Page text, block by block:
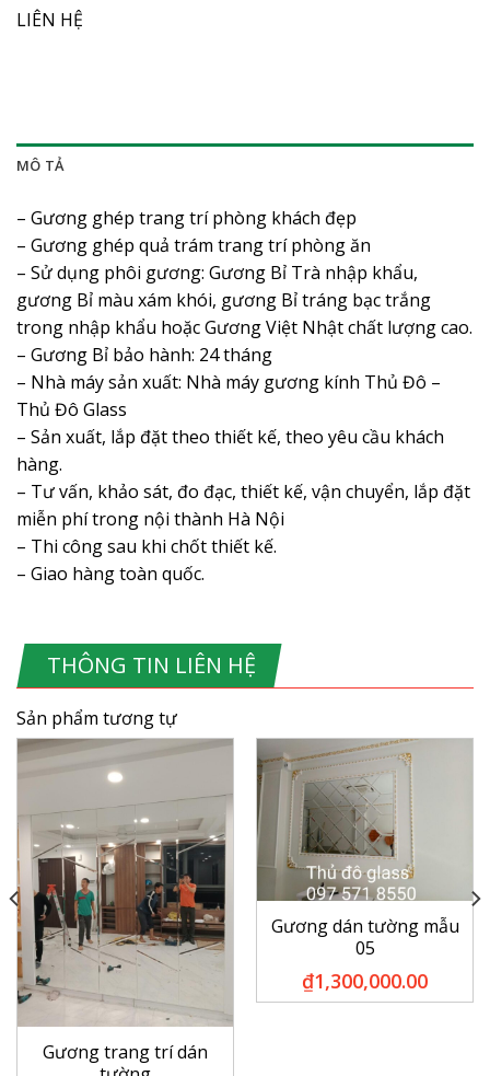
LIÊN HỆ
MÔ TẢ
– Gương ghép trang trí phòng khách đẹp
– Gương ghép quả trám trang trí phòng ăn
– Sử dụng phôi gương: Gương Bỉ Trà nhập khẩu,
gương Bỉ màu xám khói, gương Bỉ tráng bạc trắng
trong nhập khẩu hoặc Gương Việt Nhật chất lượng cao.
– Gương Bỉ bảo hành: 24 tháng
– Nhà máy sản xuất: Nhà máy gương kính Thủ Đô –
Thủ Đô Glass
– Sản xuất, lắp đặt theo thiết kế, theo yêu cầu khách
hàng.
– Tư vấn, khảo sát, đo đạc, thiết kế, vận chuyển, lắp đặt
miễn phí trong nội thành Hà Nội
– Thi công sau khi chốt thiết kế.
– Giao hàng toàn quốc.
THÔNG TIN LIÊN HỆ
Sản phẩm tương tự
Gương trang trí dán
Gương dán tường mẫu
05
₫1,300,000.00